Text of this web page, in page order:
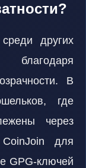
других
В
где
через
CoinJoin для
GPG-ключей